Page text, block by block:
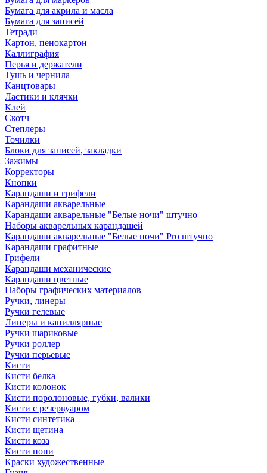
Бумага для акрила и масла
Бумага для записей
Тетради
Картон, пенокартон
Каллиграфия
Перья и держатели
Тушь и чернила
Канцтовары
Ластики и клячки
Клей
Скотч
Степлеры
Точилки
Блоки для записей, закладки
Зажимы
Корректоры
Кнопки
Карандаши и грифели
Карандаши акварельные
Карандаши акварельные "Белые ночи" штучно
Наборы акварельных карандашей
Карандаши акварельные "Белые ночи" Pro штучно
Карандаши графитные
Грифели
Карандаши механические
Карандаши цветные
Наборы графических материалов
Ручки, линеры
Ручки гелевые
Линеры и капиллярные
Ручки шариковые
Ручки роллер
Ручки перьевые
Кисти
Кисти белка
Кисти колонок
Кисти поролоновые, губки, валики
Кисти с резервуаром
Кисти синтетика
Кисти щетина
Кисти коза
Кисти пони
Краски художественные